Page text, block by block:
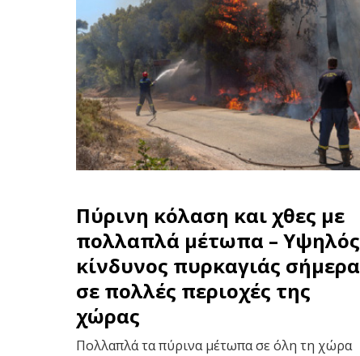
Πύρινη κόλαση και χθες με
πολλαπλά μέτωπα – Υψηλός
κίνδυνος πυρκαγιάς σήμερα
σε πολλές περιοχές της
χώρας
Πολλαπλά τα πύρινα μέτωπα σε όλη τη χώρα